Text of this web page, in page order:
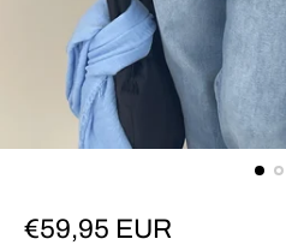
R
€59,95 EUR